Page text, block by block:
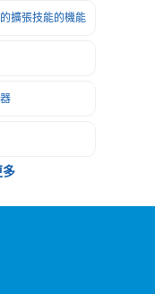
擴張技能的機能
多